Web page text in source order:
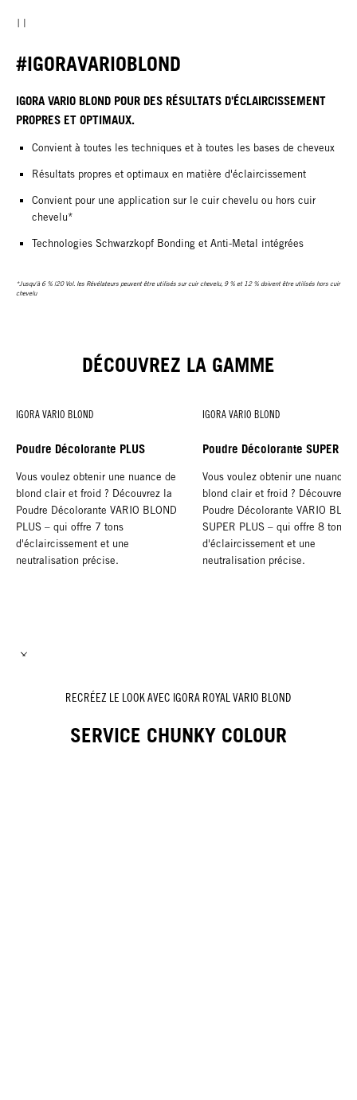
#IGORAVARIOBLOND
IGORA VARIO BLOND POUR DES RÉSULTATS D'ÉCLAIRCISSEMENT
PROPRES ET OPTIMAUX.
Convient à toutes les techniques et à toutes les bases de cheveux
Résultats propres et optimaux en matière d'éclaircissement
Convient pour une application sur le cuir chevelu ou hors cuir
chevelu*
Technologies Schwarzkopf Bonding et Anti-Metal intégrées
*Jusqu'à 6 % |20 Vol. les Révélateurs peuvent être utilisés sur cuir chevelu, 9 % et 12 % doivent être utilisés hors cuir
chevelu
DÉCOUVREZ LA GAMME
IGORA VARIO BLOND
Poudre Décolorante PLUS
Vous voulez obtenir une nuance de
blond clair et froid ? Découvrez la
Poudre Décolorante VARIO BLOND
PLUS – qui offre 7 tons
d'éclaircissement et une
neutralisation précise.
IGORA VARIO BLOND
Poudre Décolorante SUPER
Vous voulez obtenir une nuance
blond clair et froid ? Découvrez
Poudre Décolorante VARIO
SUPER PLUS –⁠⁠⁠⁠⁠⁠ qui offre 8 tons
d'éclaircissement et une
neutralisation précise.
RECRÉEZ LE LOOK AVEC IGORA ROYAL VARIO BLOND
SERVICE CHUNKY COLOUR